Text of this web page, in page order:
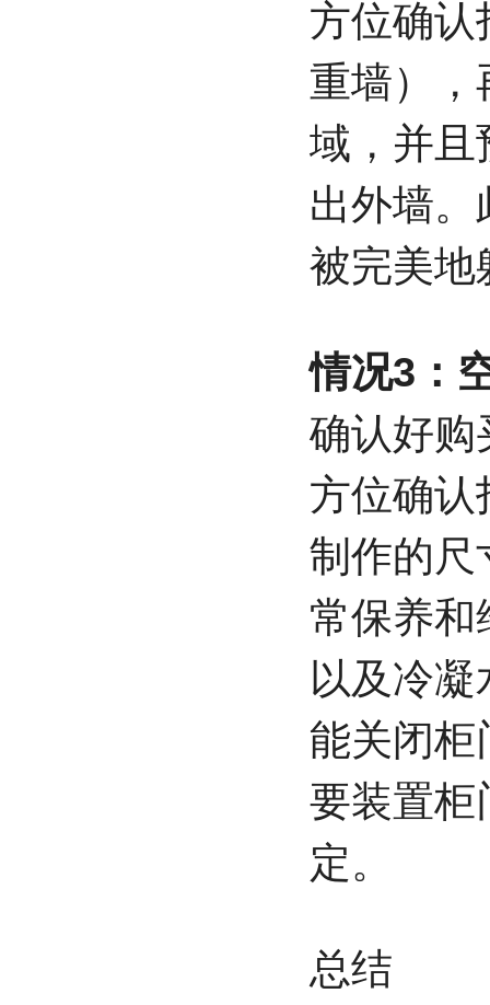
方位确认
重墙），
域，并且
出外墙。
被完美地
情况3：
确认好购
方位确认
制作的尺
常保养和
以及冷
能关闭柜
要装置柜
定。
总结